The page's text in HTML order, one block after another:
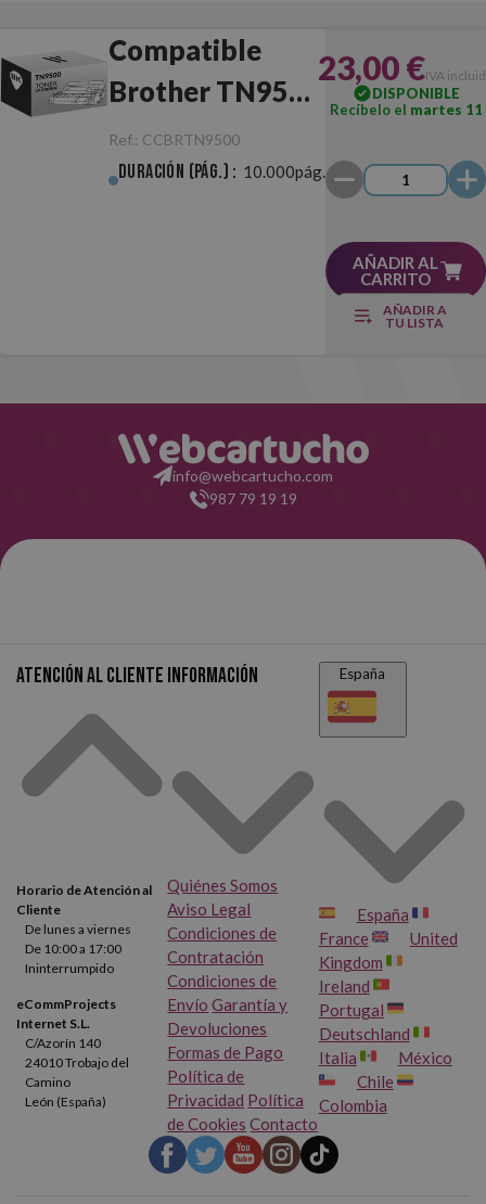
Compatible
Brother TN9500
Negro
Ref.: CCBRTN9500
Duración (pág.) : 10.000pág.
23,00 €IVA
DISPONIBLE
Recíbelo el martes 11
AÑADIR AL
CARRITO
AÑADIR A
TU LISTA
info@webcartucho.com
987 79 19 19
Atención al cliente
Horario de Atención al
Cliente
De lunes a viernes
De 10:00 a 17:00
Ininterrumpido
eCommProjects
Internet S.L.
C/Azorín 140
24010 Trobajo del
Camino
León (España)
Información
Quiénes Somos
Aviso Legal
Condiciones de
Contratación
Condiciones de
Envío Garantía y
Devoluciones
Formas de Pago
Política de
Privacidad Política
de Cookies Contacto
España
España
France
United
Kingdom
Ireland
Portugal
Deutschland
Italia
México
Chile
Colombia